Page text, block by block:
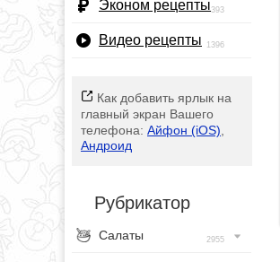
Эконом рецепты393
Видео рецепты 1396
Как добавить ярлык на
главный экран Вашего
телефона: Айфон (iOS)
Андроид
Рубрикатор
Салаты 2955